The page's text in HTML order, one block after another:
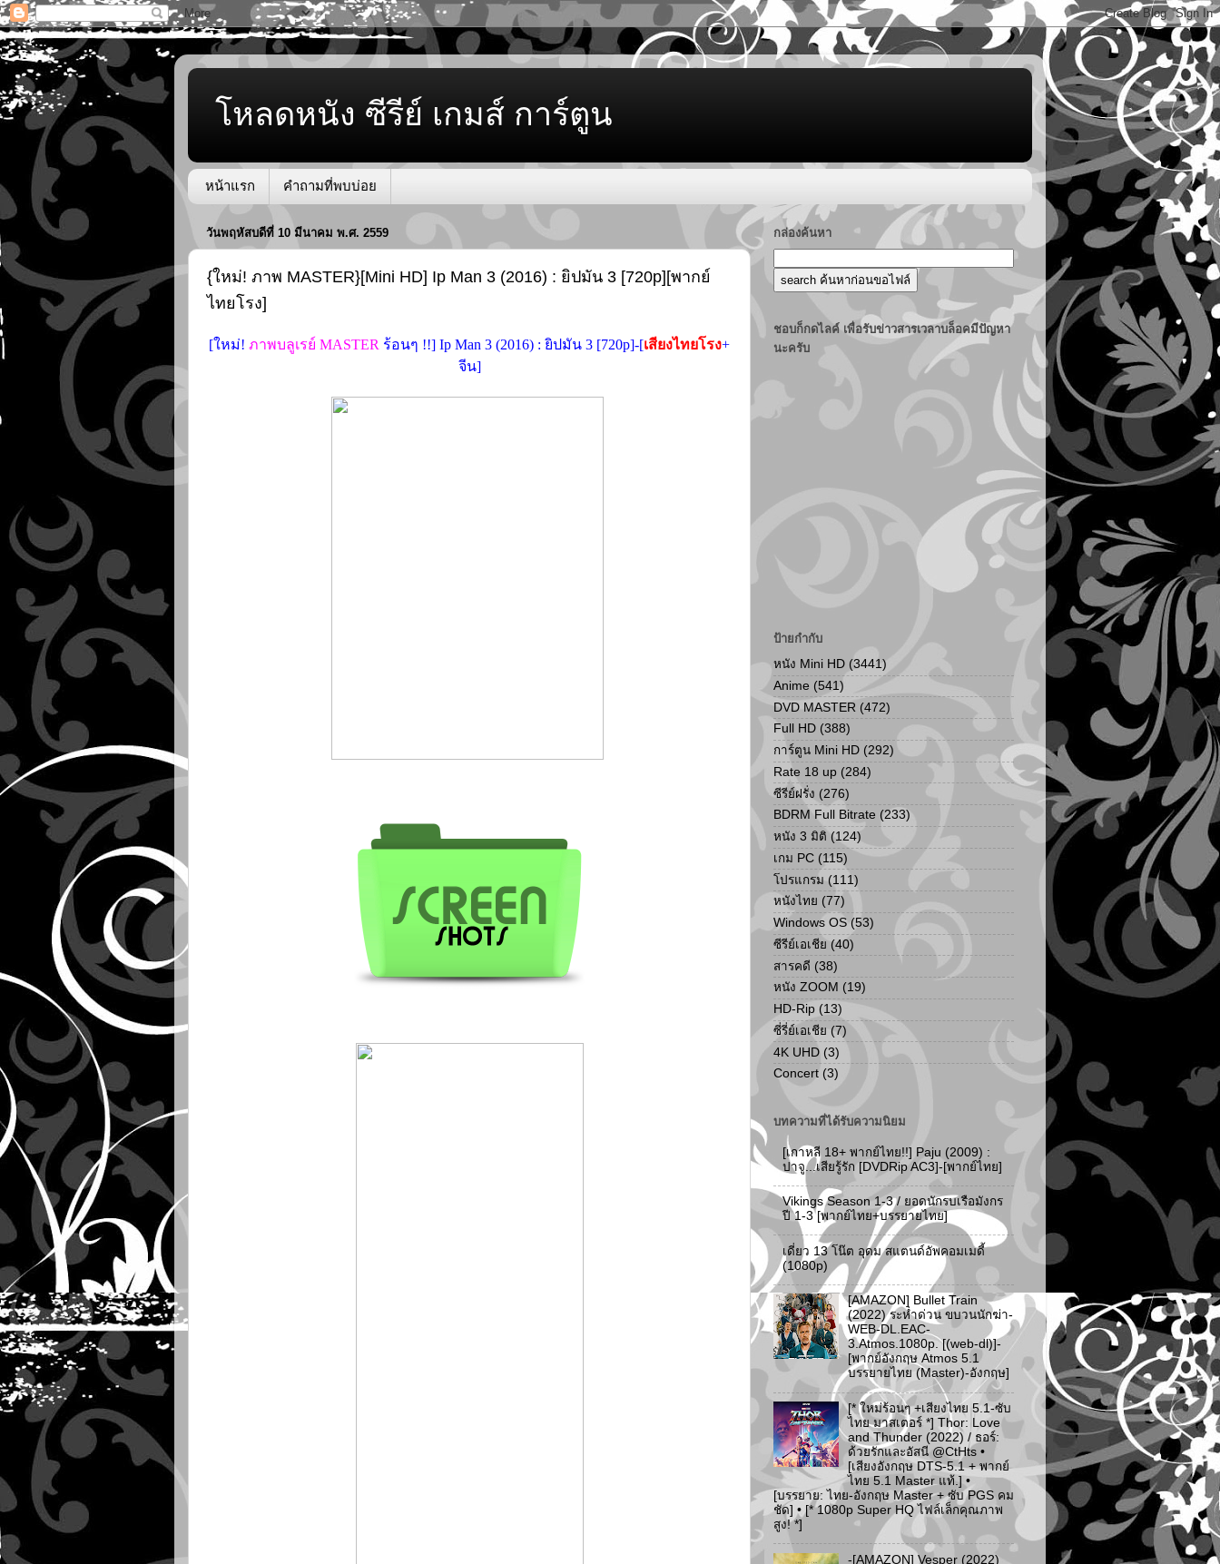
โหลดหนัง ซีรีย์ เกมส์ การ์ตูน
หน้าแรก คำถามที่พบบ่อย
วันพฤหัสบดีที่ 10 มีนาคม พ.ศ. 2559
{ใหม่! ภาพ MASTER}[Mini HD] Ip Man 3 (2016) : ยิปมัน 3 [720p][พากย์
ไทยโรง]
[ใหม่! ภาพบลูเรย์ MASTER ร้อนๆ !!] Ip Man 3 (2016) : ยิปมัน 3 [720p]-[เสียงไทยโรง+
จีน]
กล่องค้นหา
ชอบก็กดไลค์ เพื่อรับข่าวสารเวลาบล็อคมีปัญหา
นะครับ
ป้ายกำกับ
หนัง Mini HD (3441)
Anime (541)
DVD MASTER (472)
Full HD (388)
การ์ตูน Mini HD (292)
Rate 18 up (284)
ซีรีย์ฝรั่ง (276)
BDRM Full Bitrate (233)
หนัง 3 มิติ (124)
เกม PC (115)
โปรแกรม (111)
หนังไทย (77)
Windows OS (53)
ซีรีย์เอเชีย (40)
สารคดี (38)
หนัง ZOOM (19)
HD-Rip (13)
ซี่รี่ย์เอเชีย (7)
4K UHD (3)
Concert (3)
บทความที่ได้รับความนิยม
[เกาหลี 18+ พากย์ไทย!!] Paju (2009) :
ปาจู...เสียรู้รัก [DVDRip AC3]-[พากย์ไทย]
Vikings Season 1-3 / ยอดนักรบเรือมังกร
ปี 1-3 [พากย์ไทย+บรรยายไทย]
เดี่ยว 13 โน๊ต อุดม สแตนด์อัพคอมเมดี้
(1080p)
[AMAZON] Bullet Train
(2022) ระห่ำด่วน ขบวนนักฆ่า-
WEB-DL.EAC-
3.Atmos.1080p. [(web-dl)]-
[พากย์อังกฤษ Atmos 5.1
บรรยายไทย (Master)-อังกฤษ]
[* ใหม่ร้อนๆ +เสียงไทย 5.1-ซับ
ไทย มาสเตอร์ *] Thor: Love
and Thunder (2022) / ธอร์:
ด้วยรักและอัสนี @CtHts •
[เสียงอังกฤษ DTS-5.1 + พากย์
ไทย 5.1 Master แท้.] •
[บรรยาย: ไทย-อังกฤษ Master + ซับ PGS คม
ชัด] • [* 1080p Super HQ ไฟล์เล็กคุณภาพ
สูง! *]
-[AMAZON] Vesper (2022)